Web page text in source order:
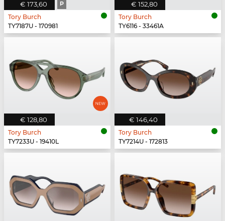
€ 173,60 P
Tory Burch
TY7187U - 170981
€ 152,80
Tory Burch
TY6116 - 33461A
€ 128,80
Tory Burch
TY7233U - 19410L
€ 146,40
Tory Burch
TY7214U - 172813